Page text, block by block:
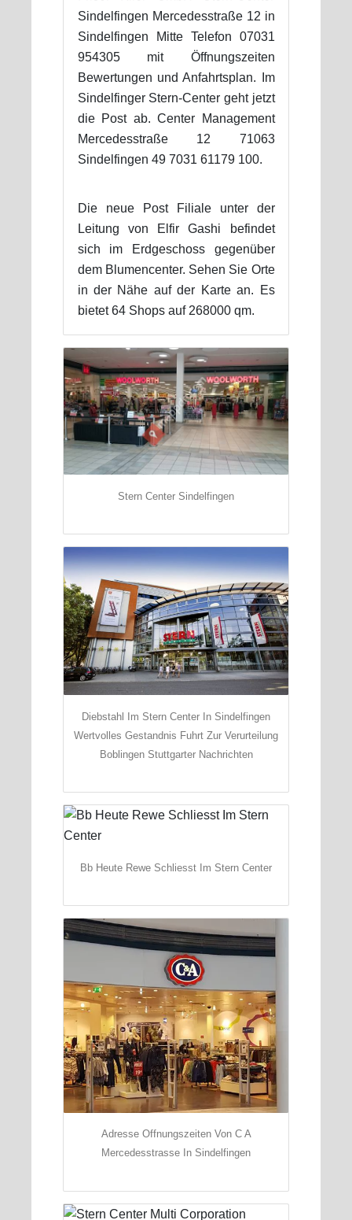
Sindelfingen Mercedesstraße 12 in
Sindelfingen Mitte Telefon 07031
954305 mit Öffnungszeiten
Bewertungen und Anfahrtsplan. Im
Sindelfinger Stern-Center geht jetzt
die Post ab. Center Management
Mercedesstraße 12 71063
Sindelfingen 49 7031 61179 100.
Die neue Post Filiale unter der
Leitung von Elfir Gashi befindet
sich im Erdgeschoss gegenüber
dem Blumencenter. Sehen Sie Orte
in der Nähe auf der Karte an. Es
bietet 64 Shops auf 268000 qm.
Stern Center Sindelfingen
Diebstahl Im Stern Center In Sindelfingen
Wertvolles Gestandnis Fuhrt Zur Verurteilung
Boblingen Stuttgarter Nachrichten
Bb Heute Rewe Schliesst Im Stern Center
Adresse Offnungszeiten Von C A
Mercedesstrasse In Sindelfingen